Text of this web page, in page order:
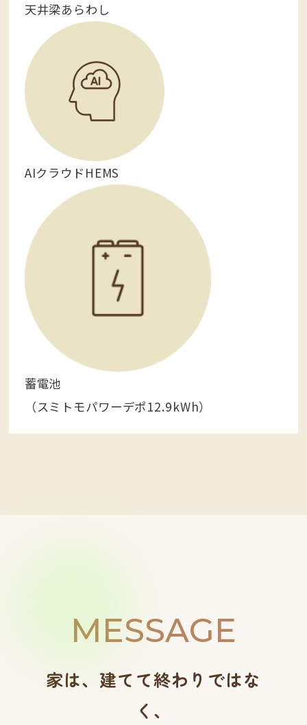
天井梁あらわし
AIクラウドHEMS
蓄電池
（スミトモパワーデポ12.9kWh）
MESSAGE
家は、建てて終わりではな
く、